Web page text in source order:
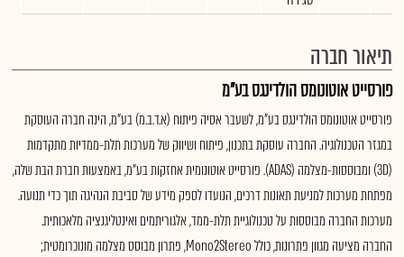
תיאור חברה
פורסייט אוטונומס הולדינגס בע"מ
פורסייט אוטונומס הולדינגס בע"מ, לשעבר אסיה פיתוח (א.ד.ב.מ) בע"מ, הינה חברה העוסקת
במגזר הטכנולוגיה. החברה עוסקת בתכנון, פיתוח ושיווק של מערכות תלת-ממדיות מתקדמות
(3D) ומבוססות-מצלמה (ADAS). פורסייט אוטונומית אחזקות בע"מ, באמצעות חברת הבת שלה,
מפתחת מערכות למניעת תאונות דרכים, הנועדו לספק מידע של סביבת הנהיגה תוך כדי תנועה.
מערכות החברה מבוססות על טכנולוגיית תלת-ממד, אלגוריתמים ואינטליגנציה מלאכותית.
החברה מציעה מגוון פתרונות, כולל Mono2Stereo, פתרון מבוסס מצלמה מונוכרומטית;